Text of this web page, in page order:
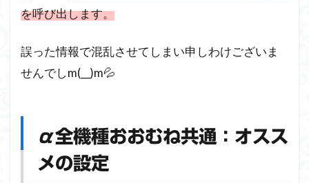
を呼び出します。
誤った情報で混乱させてしまい申しわけございま
せんでしm(__)m💦
α全機種おおむね共通：オスス
メの設定